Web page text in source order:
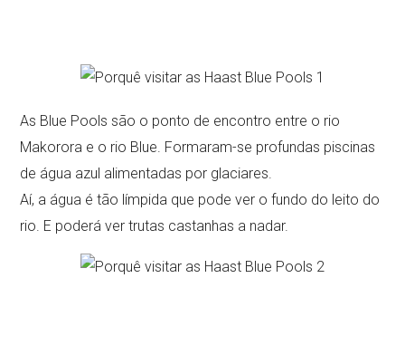
As Blue Pools são o ponto de encontro entre o rio
Makorora e o rio Blue. Formaram-se profundas piscinas
de água azul alimentadas por glaciares.
Aí, a água é tão límpida que pode ver o fundo do leito do
rio. E poderá ver trutas castanhas a nadar.